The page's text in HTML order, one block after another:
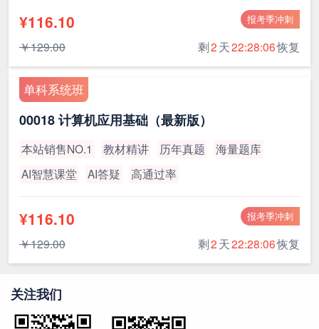
报考季冲刺
¥116.10
￥129.00 剩2天22:28:05恢复
单科系统班
00018 计算机应用基础（最新版）
本站销售NO.1 教材精讲 历年真题
海量题库
AI智慧课堂
AI答疑 高通过率
报考季冲刺
¥116.10
￥129.00 剩2天22:28:05恢复
关注我们